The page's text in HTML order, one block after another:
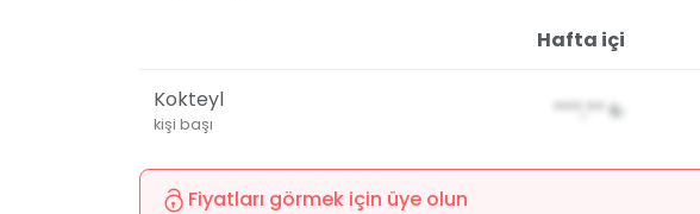
Hafta içi
Kokteyl
kişi başı
***,** ₺
Fiyatları görmek için üye olun